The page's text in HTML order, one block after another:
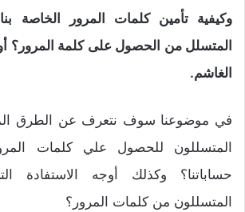
وكيفية تأمين كلمات المرور الخاصة
المتسلل من الحصول على كلمة المرور؟
الغاشم.
في موضوعنا سوف نتعرف عن الطرق
المتسللون للحصول علي كلمات
حساباتنا؟ وكذلك أوجه الاستفادة
المتسللون من كلمات المرور؟